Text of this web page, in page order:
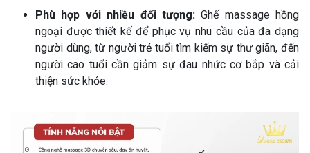
Phù hợp với nhiều đối tượng:Ghế massage hồng
ngoại được thiết kế để phục vụ nhu cầu của đa dạng
người dùng, từ người trẻ tuổi tìm kiếm sự thư giãn, đến
người cao tuổi cần giảm sự đau nhức cơ bắp và cải
thiện sức khỏe.